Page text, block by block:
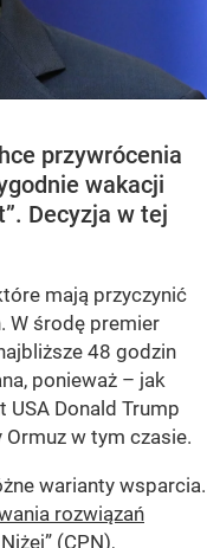
przywrócenia
wakacji
Decyzja w tej
mają przyczynić
W środę premier
48 godzin
ponieważ – jak
USA Donald Trump
w tym czasie.
warianty wsparcia.
rozwiązań
(CPN),